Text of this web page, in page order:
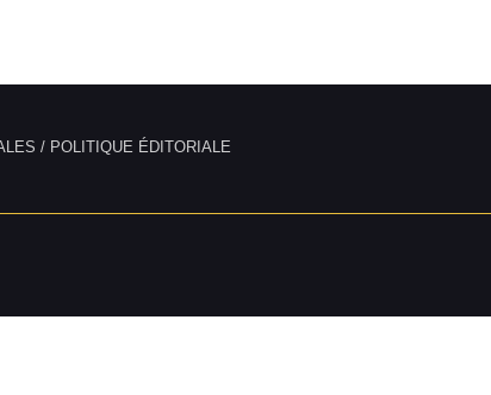
/ POLITIQUE ÉDITORIALE